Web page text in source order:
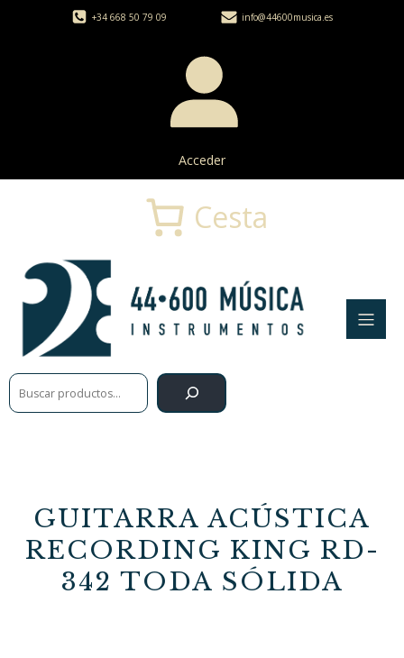
+34 668 50 79 09 info@44600musica.es
Acceder
Buscar
Cesta
GUITARRA ACÚSTICA
RECORDING KING RD-
342 TODA SÓLIDA